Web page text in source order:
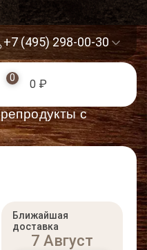
+7 (495) 298-00-30
0 0 ₽
с
Ближайшая
доставка
7 Август